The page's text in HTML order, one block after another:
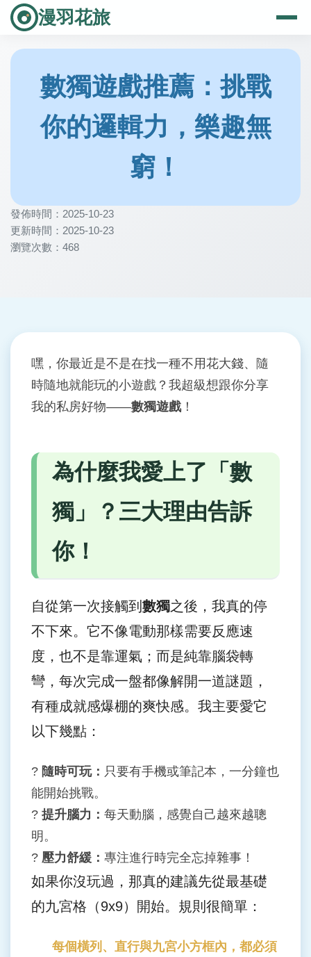
漫羽花旅
數獨遊戲推薦：挑戰
你的邏輯力，樂趣無
窮！
發佈時間：2025-10-23
更新時間：2025-10-23
瀏覽次數：468
嘿，你最近是不是在找一種不用花大錢、隨
時隨地就能玩的小遊戲？我超級想跟你分享
我的私房好物——數獨遊戲！
為什麼我愛上了「數
獨」？三大理由告訴
你！
自從第一次接觸到 數獨之後，我真的停
不下來。它不像電動那樣需要反應速
度，也不是靠運氣；而是純靠腦袋轉
彎，每次完成一盤都像解開一道謎題，
有種成就感爆棚的爽快感。我主要愛它
以下幾點：
? 隨時可玩： 只要有手機或筆記本，一分鐘也
能開始挑戰。
? 提升腦力： 每天動腦，感覺自己越來越聰
明。
? 壓力舒緩： 專注進行時完全忘掉雜事！
如果你沒玩過，那真的建議先從最基礎
的九宮格（9x9）開始。規則很簡單：
每個橫列、直行與九宮小方框內，都必須